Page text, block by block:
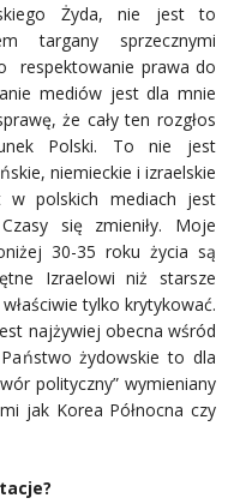
Żyda, nie jest to
targany sprzecznymi
respektowanie prawa do
mediów jest dla mnie
że cały ten rozgłos
Polski. To nie jest
niemieckie i izraelskie
w polskich mediach jest
się zmieniły. Moje
30-35 roku życia są
Izraelowi niż starsze
tylko krytykować.
najżywiej obecna wśród
żydowskie to dla
polityczny” wymieniany
jak Korea Północna czy